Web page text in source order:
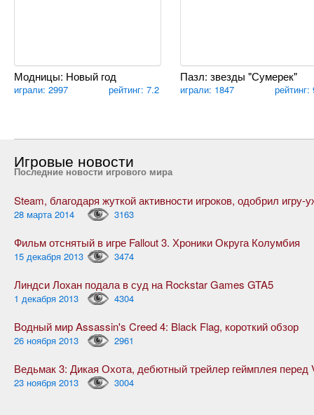
Модницы: Новый год
играли: 2997 рейтинг: 7.2
Пазл: звезды "Сумерек"
играли: 1847 рейтинг:
Игровые новости
Последние новости игрового мира
28 марта 2014 3163
Фильм отснятый в игре Fallout 3. Хроники Округа Колумбия
15 декабря 2013 3474
Линдси Лохан подала в суд на Rockstar Games GTA5
1 декабря 2013 4304
Водный мир Assassin's Creed 4: Black Flag, короткий обзор
26 ноября 2013 2961
23 ноября 2013 3004